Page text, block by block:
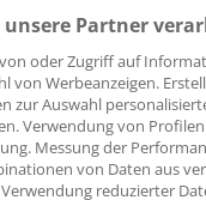
Partner
oder Zugriff auf
von Werbeanzeigen.
zur Auswahl
Verwendung von
Messung der
von Daten aus
reduzierter